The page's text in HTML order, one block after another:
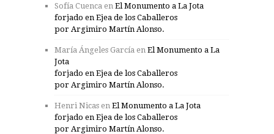
Sofía Cuenca en El Monumento a La Jota
forjado en Ejea de los Caballeros
por Argimiro Martín Alonso.
María Ángeles García en El Monumento a La
Jota
forjado en Ejea de los Caballeros
por Argimiro Martín Alonso.
Henri Nicas en El Monumento a La Jota
forjado en Ejea de los Caballeros
por Argimiro Martín Alonso.